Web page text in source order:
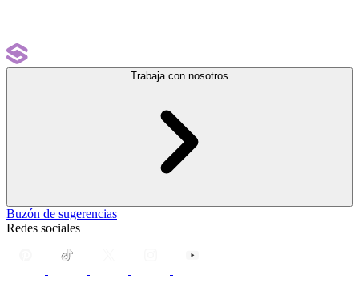
Trabaja con nosotros
Buzón de sugerencias
Redes sociales